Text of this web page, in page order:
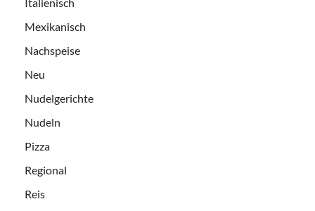
Mexikanisch
Nachspeise
Neu
Nudelgerichte
Nudeln
Pizza
Regional
Reis